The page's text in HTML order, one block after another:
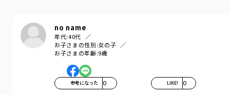
no name
年代:40代
お子さまの性別:女の子
お子さまの年齢:9歳
参考になった 0 LIKE! 0
『毎日着て欲しい』
そんな思いを込めてブランシェスから
デイリーウェアをご提案する新レーベルです
アウトレット
／トップス>半袖Tシャツ・タンクトップ
ブラック